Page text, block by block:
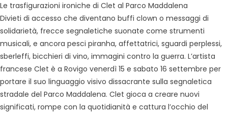
Le trasfigurazioni ironiche di Clet al Parco Maddalena
Divieti di accesso che diventano buffi clown o messaggi di
solidarietà, frecce segnaletiche suonate come strumenti
musicali, e ancora pesci piranha, affettatrici, sguardi perplessi,
sberleffi, bicchieri di vino, immagini contro la guerra. L’artista
francese Clet è a Rovigo venerdì 15 e sabato 16 settembre per
portare il suo linguaggio visivo dissacrante sulla segnaletica
stradale del Parco Maddalena. Clet gioca a creare nuovi
significati, rompe con la quotidianità e cattura l’occhio del